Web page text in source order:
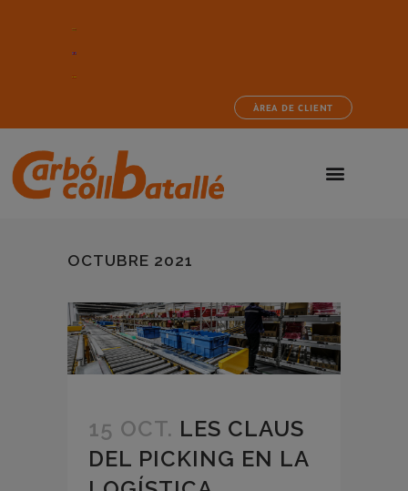
ÀREA DE CLIENT
OCTUBRE 2021
15 OCT. LES CLAUS
DEL PICKING EN LA